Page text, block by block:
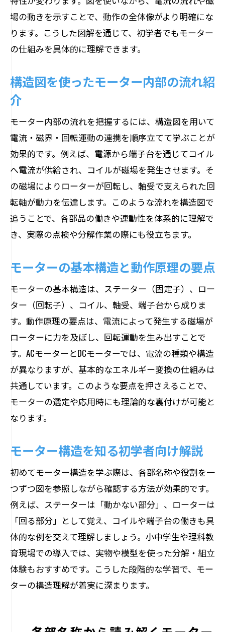
三相モーター構造図で応用事例を考察
モーター構造から見た三相の特徴とは
三相モーターの内部構造と応用ポイント
モーター応用に役立つ三相構造の知識
小学校でも学べるモーター仕組みの基本
小学校理科で学ぶモーター構造と仕組み
モーターの仕組みを子どもにもわかりや
すく
やさしい図解で学ぶモーターの基本構造
モーター構造図で理解する学習のポイン
ト
モーターの基本原理を小学生向けに解説
図解で納得モーターが回る理由と原理
モーターが回る仕組みを図解で解説
モーター構造から原理をやさしく理解
回転の理由をモーター内部構造で説明
モーター構造図で動作の基本を理解
モーターが回る理由と各部の働き紹介
図解で分かるモーター動作の本質
場の動きを示すことで、動作の全体像がより明確にな
ります。こうした図解を通じて、初学者でもモーター
の仕組みを具体的に理解できます。
構造図を使ったモーター内部の流れ紹
介
モーター内部の流れを把握するには、構造図を用いて
電流・磁界・回転運動の連携を順序立てて学ぶことが
効果的です。例えば、電源から端子台を通じてコイル
へ電流が供給され、コイルが磁場を発生させます。そ
の磁場によりローターが回転し、軸受で支えられた回
転軸が動力を伝達します。このような流れを構造図で
追うことで、各部品の働きや連動性を体系的に理解で
き、実際の点検や分解作業の際にも役立ちます。
モーターの基本構造と動作原理の要点
モーターの基本構造は、ステーター（固定子）、ロー
ター（回転子）、コイル、軸受、端子台から成りま
す。動作原理の要点は、電流によって発生する磁場が
ローターに力を及ぼし、回転運動を生み出すことで
す。ACモーターとDCモーターでは、電流の種類や構造
が異なりますが、基本的なエネルギー変換の仕組みは
共通しています。このような要点を押さえることで、
モーターの選定や応用時にも理論的な裏付けが可能と
なります。
モーター構造を知る初学者向け解説
初めてモーター構造を学ぶ際は、各部名称や役割を一
つずつ図を参照しながら確認する方法が効果的です。
例えば、ステーターは「動かない部分」、ローターは
「回る部分」として覚え、コイルや端子台の働きも具
体的な例を交えて理解しましょう。小中学生や理科教
育現場での導入では、実物や模型を使った分解・組立
体験もおすすめです。こうした段階的な学習で、モー
ターの構造理解が着実に深まります。